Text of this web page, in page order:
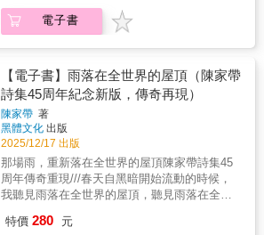
相對天真，如蜉蝣掘閱或者熱烈的蜜蜂手捧甘
露來回——過去與將來，密謀與奉獻是我們唯
一的祕密唯一的野心，不懼深沉知畏世情，在
遠足〉
再加上甜橙、萊姆、檸檬、葡萄柚、佛手
柑…，這是我擁抱妳時聞到的氣味，也是我打
適合在黑暗裡蘊育，一如光之胎兒，也需要在
黑暗中孕育。 ──房慧真（作家）此
時，同婚早已合法、同志也越來越能驕傲公開
自己的身分，多元性別的認同與現身已是十分
日常，然而在LGBTQ之中較為少數的「跨性
別」，卻是更不為許多異性戀甚至同性戀者所
熟悉並接受的。他／她們面臨著更多在日常生
活中的歧視和框架，且更艱辛的是在性別過渡
（性別轉換）的途中，不論是社教、醫療，甚
至法律上的過渡，都絕非易事，甚至滿是不為
電子書
【電子書】雨落在全世界的屋頂（陳家帶
詩集45周年紀念新版，傳奇再現）
陳家帶 著
黑體文化 出版
2025/12/17 出版
那場雨，重新落在全世界的屋頂陳家帶詩集45
周年傳奇重現///春天自黑暗開始流動的時候，
我聽見雨落在全世界的屋頂，聽見雨落在全世
一些些光，一點點時間……《雨落在全世界的
特價 280 元